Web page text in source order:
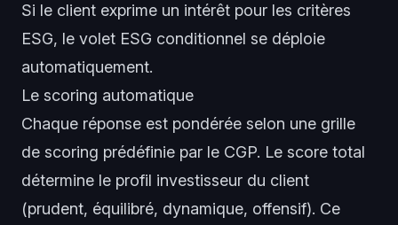
Si le client exprime un intérêt pour les critères
ESG, le volet ESG conditionnel se déploie
automatiquement.
Le scoring automatique
Chaque réponse est pondérée selon une grille
de scoring prédéfinie par le CGP. Le score total
détermine le profil investisseur du client
(prudent, équilibré, dynamique, offensif). Ce